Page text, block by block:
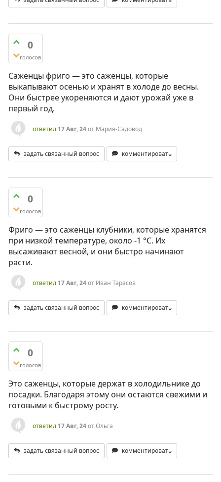
0
голосов
Саженцы фриго — это саженцы, которые
выкапывают осенью и хранят в холоде до весны.
Они быстрее укореняются и дают урожай уже в
первый год.
ответил 17 Авг, 24от Мария-Садовод
задать связанный вопрос комментировать
0
голосов
Фриго — это саженцы клубники, которые хранятся
при низкой температуре, около -1 °C. Их
высаживают весной, и они быстро начинают
расти.
ответил 17 Авг, 24от Иван Тарасов
задать связанный вопрос комментировать
0
голосов
Это саженцы, которые держат в холодильнике до
посадки. Благодаря этому они остаются свежими и
готовыми к быстрому росту.
ответил 17 Авг, 24отОльга
задать связанный вопрос комментировать